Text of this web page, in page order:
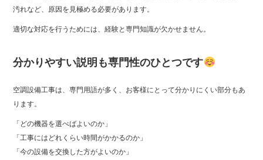
汚れなど、原因を見極める必要があります。
適切な対応を行うためには、経験と専門知識が欠かせません。
分かりやすい説明も専門性のひとつです
空調設備工事は、専門用語が多く、お客様にとって分かりにくい部分もあ
ります。
「どの機器を選べばよいのか」
「工事にはどれくらい時間がかかるのか」
「今の設備を交換した方がよいのか」